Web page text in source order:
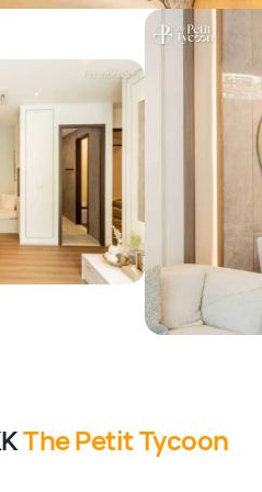
The Petit Tycoon